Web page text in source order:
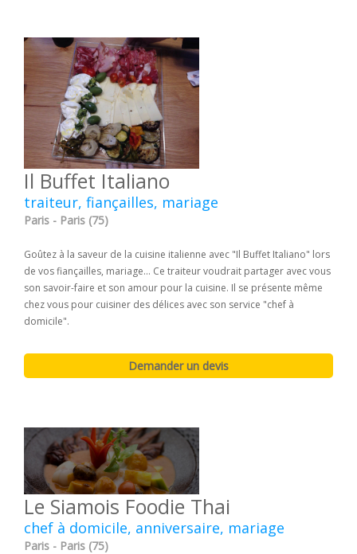
Il Buffet Italiano
traiteur, fiançailles, mariage
Paris - Paris (75)
Goûtez à la saveur de la cuisine italienne avec "Il Buffet Italiano" lors
de vos fiançailles, mariage... Ce traiteur voudrait partager avec vous
son savoir-faire et son amour pour la cuisine. Il se présente même
chez vous pour cuisiner des délices avec son service "chef à
domicile".
Le Siamois Foodie Thai
chef à domicile, anniversaire, mariage
Paris - Paris (75)